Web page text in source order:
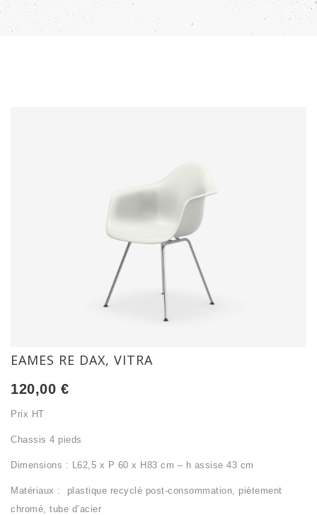
EAMES RE DAX, VITRA
120,00 €
Prix HT
Chassis 4 pieds
Dimensions : L62,5 x P 60 x H83 cm – h assise 43 cm
Matériaux : plastique recyclé post-consommation, piètement
chromé, tube d’acier